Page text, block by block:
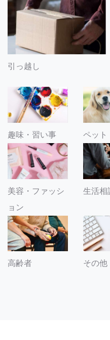
引っ越し
趣味・習い事 ペット
美容・ファッシ
ョン
生活相
高齢者 その他